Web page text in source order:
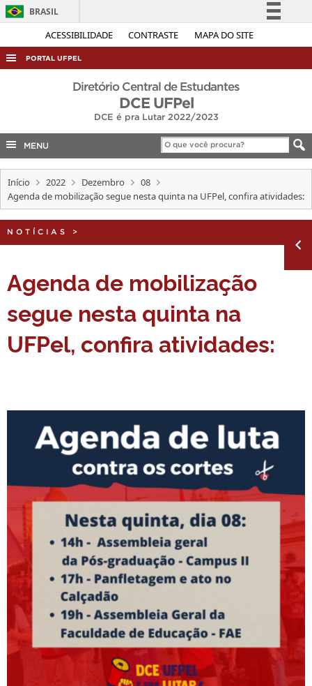
ACESSIBILIDADE CONTRASTE MAPA DO SITE
BRASIL
Simplifique!
Acesso à informação
Legislação
Canais
PORTAL UFPEL
ACESSO À INFORMAÇÃO
INTERNACIONAL
Diretório Central de Estudantes
DCE UFPel
DCE é pra Lutar 2022/2023
MENU
Início 2022 Dezembro
08
Agenda de mobilização segue nesta quinta na UFPel, confira atividades:
NOTÍCIAS >
Agenda de mobilização
segue nesta quinta na
UFPel, confira atividades: